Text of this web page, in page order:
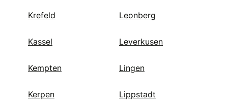
Krefeld
Kassel
Kempten
Kerpen
Leonberg
Leverkusen
Lingen
Lippstadt